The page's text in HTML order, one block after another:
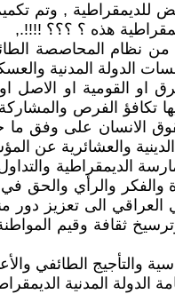
– الاثنية المناقض
هذه ؟ ؟؟؟ !!!!.,
المحاصصة الطائفية
المدنية
القومية او الاصل
تكافؤ الفرص
الانسان على وفق ما
والعشائرية عن
الديمقراطية
والفكر والرأي
الى تعزيز دور
ثقافة وقيم
الطائفي
المدنية